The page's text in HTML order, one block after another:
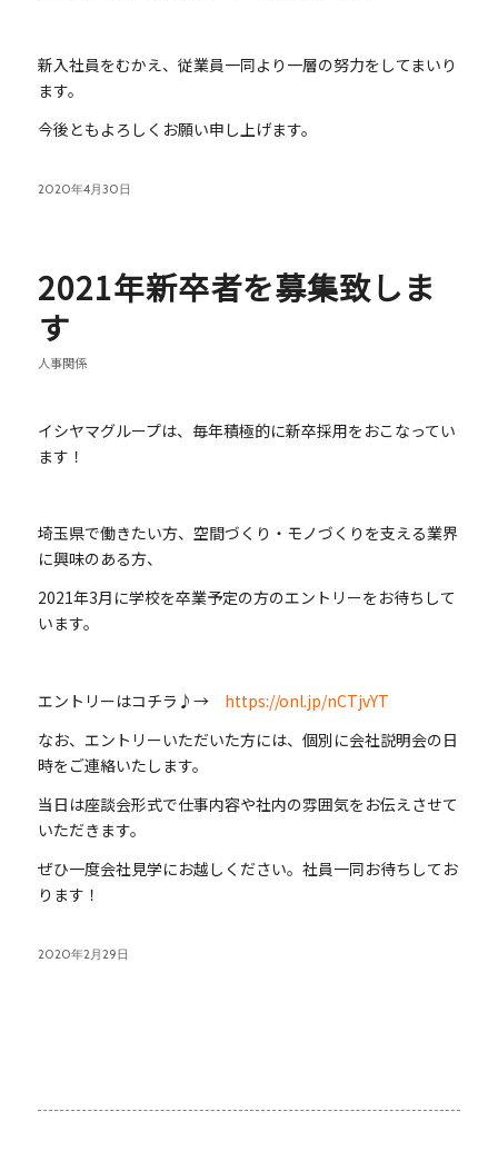
新入社員をむかえ、従業員一同より一層の努力をしてまいり
ます。
今後ともよろしくお願い申し上げます。
2020年4月30日
2021年新卒者を募集致しま
す
人事関係
イシヤマグループは、毎年積極的に新卒採用をおこなってい
ます！
埼玉県で働きたい方、空間づくり・モノづくりを支える業界
に興味のある方、
2021年3月に学校を卒業予定の方のエントリーをお待ちして
います。
エントリーはコチラ♪→ https://onl.jp/nCTjvYT
なお、エントリーいただいた方には、個別に会社説明会の日
時をご連絡いたします。
当日は座談会形式で仕事内容や社内の雰囲気をお伝えさせて
いただきます。
ぜひ一度会社見学にお越しください。社員一同お待ちしてお
ります！
2020年2月29日